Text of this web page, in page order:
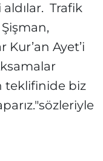
Trafik
Ayet’i
teklifinide biz